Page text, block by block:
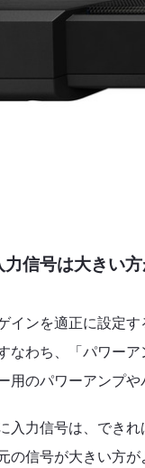
信号は大きい
インを適正に設定
なわち、「パワー
用のパワーアンプ
入力信号は、でき
の信号が大きい方が